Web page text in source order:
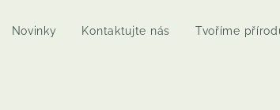
Novinky Kontaktujte nás Tvoříme